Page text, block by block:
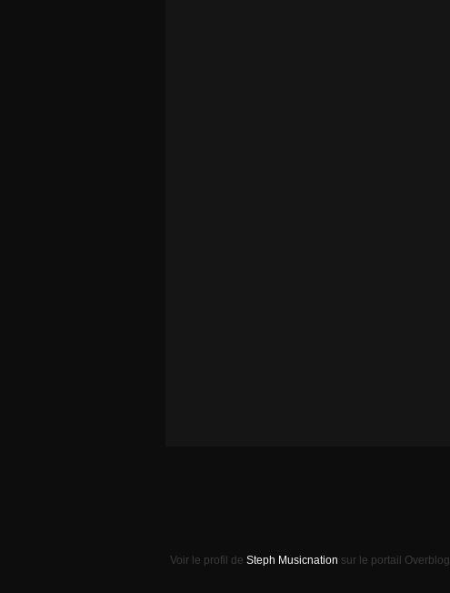
Voir le profil de Steph Musicnation sur le portail Overblog